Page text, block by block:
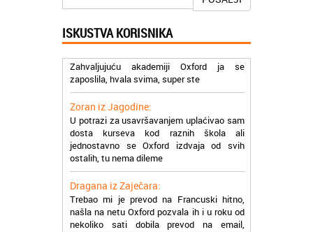
ISKUSTVA KORISNIKA
način
Milica iz Beograda:
zaposlila, hvala svima, super ste
Zoran iz Jagodine:
U potrazi za usavršavanjem uplaćivao sam
dosta kurseva kod raznih škola ali
jednostavno se Oxford izdvaja od svih
ostalih, tu nema dileme
Dragana iz Zaječara:
Trebao mi je prevod na Francuski hitno,
našla na netu Oxford pozvala ih i u roku od
nekoliko sati dobila prevod na email,
stvarno su super